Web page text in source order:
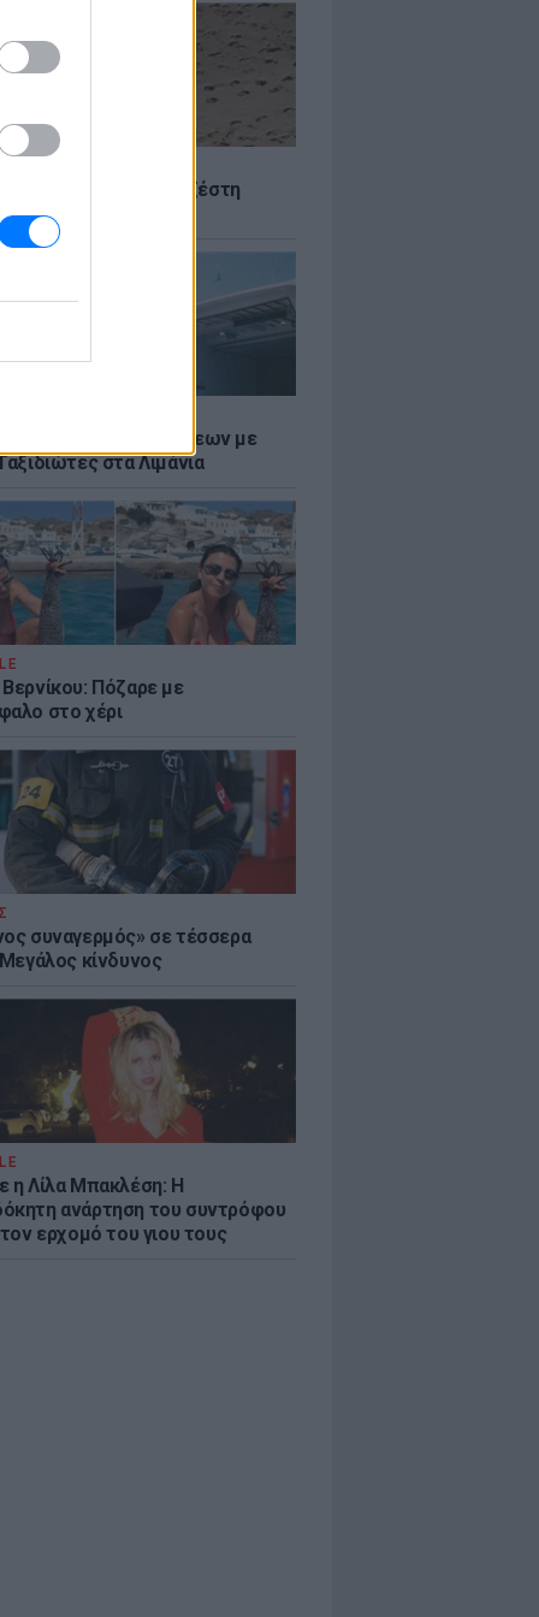
Πού θα «χτυπήσει» η ζέστη
Ρεκόρ Αναχωρήσεων με
στα Λιμάνια
Πόζαρε με
στο χέρι
συναγερμός» σε τέσσερα
κίνδυνος
η Λίλα Μπακλέση: Η
ανάρτηση του συντρόφου
τον ερχομό του γιου τους